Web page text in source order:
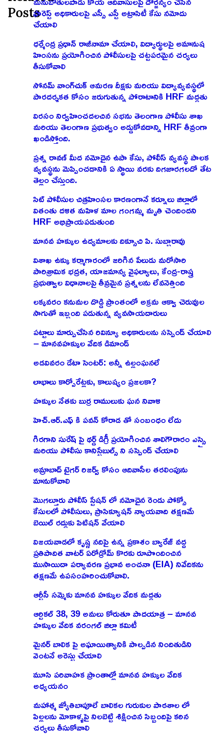
Postsఫారెస్ట్ అధికారులపై ఎస్సీ ఎస్టీ అట్రాసిటీ కేసు నమోదు
చేయాలి
ధర్మేంద్ర ప్రధాన్ రాజీనామా చేయాలి, విద్యార్థులపై అమానుష
హింసను ప్రయోగించిన పోలీసులపై చట్టపరమైన చర్యలు
తీసుకోవాలి
సోనమ్ వాంగ్‌చుక్ ఆమరణ దీక్షకు మరియు విద్యావ్యవస్థలో
పారదర్శకత కోసం జరుగుతున్న పోరాటానికి HRF మద్దతు
విరసం నిర్వహించదలచిన సభను తెలంగాణ పోలీసు శాఖ
మరియు తెలంగాణ ప్రభుత్వం అడ్డుకోవడాన్ని HRF తీవ్రంగా
ఖండిస్తోంది.
ప్రశ్న రావణ్ మీద నమోదైన ఉపా కేసు, పోలీస్ వ్యవస్థ పాలక
వ్యవస్థను మెప్పించడానికి ఏ స్థాయి వరకు దిగజారగలదో తేట
తెల్లం చేస్తుంది.
సిట్ పోలీసుల చిత్రహింసల కారణంగానే కర్నూలు జిల్లాలో
వితంతు దళిత మహిళ మాల గంగమ్మ మృతి చెందిందని
HRF అభిప్రాయపడుతుంది
మానవ హక్కుల ఉద్యమాలకు దిక్సూచి పి. సుబ్బారావు
విశాఖ ఉక్కు కర్మాగారంలో జరిగిన పేలుడు మరోసారి
పారిశ్రామిక భద్రత, యాజమాన్య వైఫల్యాలు, కేంద్ర-రాష్త్ర
ప్రభుత్వాల విధానాలపై తీవ్రమైన ప్రశ్నలను లేవనెత్తింది
లక్కవరం కనుమల దొడ్డి ప్రాంతంలో అక్రమ ఆక్వా చెరువుల
సాగుతో ఇబ్బంది పడుతున్న వ్యవసాయదారులు
పట్టాలు మార్పుచేసిన రివిన్యూ అధికారులను సస్పెండ్ చేయాలి
– మానవహక్కుల వేదిక డిమాండ్
అడవివరం డేటా సెంటర్: అన్నీ ఉల్లంఘనలే
లాభాలు కార్పోరేట్లకు, కాలుష్యం ప్రజలకా?
హక్కుల నేతకు బుర్ర రాములుకు ఘన నివాళి
హెచ్.ఆర్.ఎఫ్ కి పవన్ కోరాడ తో సంబంధం లేదు
గిరగాని సురేష్ పై థర్డ్ డిగ్రీ ప్రయోగించిన శాలిగౌరారం ఎస్సై
మరియు పోలీసు కానిస్టేబుల్స్ ని సస్పెండ్ చేయాలి
అమ్రాబాద్ టైగర్ రిజర్వ్ కోసం ఆదివాసీల తరలింపును
మానుకోవాలి
మొగల్తూరు పోలీస్ స్టేషన్ లో నమోదైన రెండు పోక్సో
కేసులలో పోలీసులు, ప్రాసిక్యూషన్ న్యాయవాది తక్షణమే
బెయిల్ రద్దుకు పిటిషన్ వేయాలి
విజయవాడలో కృష్ణ నదిపై ఉన్న ప్రకాశం బ్యారేజ్ వద్ద
ప్రతిపాదిత వాటర్ ఏరోడ్రోమ్ కొరకు రూపొందించిన
ముసాయిదా పర్యావరణ ప్రభావ అంచనా (EIA) నివేదికను
తక్షణమే ఉపసంహరించుకోవాలి.
ఆర్టీసీ సమ్మెకు మానవ హక్కుల వేదిక మద్దతు
ఆర్టికల్ 38, 39 అమలు కోరుతూ పాదయాత్ర – మానవ
హక్కుల వేదిక వరంగల్ జిల్లా కమిటీ
మైనర్ బాలిక పై అఘాయిత్యానికి పాల్పడిన నిందితుడిని
వెంటనే అరెస్టు చేయాలి
మూసి పరివాహక ప్రాంతాల్లో మానవ హక్కుల వేదిక
అధ్యయనం
మహాత్మ జ్యోతిబాపూలే బాలికల గురుకుల పాఠశాల లో
పిల్లలను మోకాళ్ళపై నిలబెట్టి శిక్షించిన సిబ్బందిపై కఠిన
చర్యలు తీసుకోవాలి